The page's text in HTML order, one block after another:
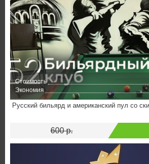
Стоимость
Экономия
Русский бильярд и американский пул со
600 р.